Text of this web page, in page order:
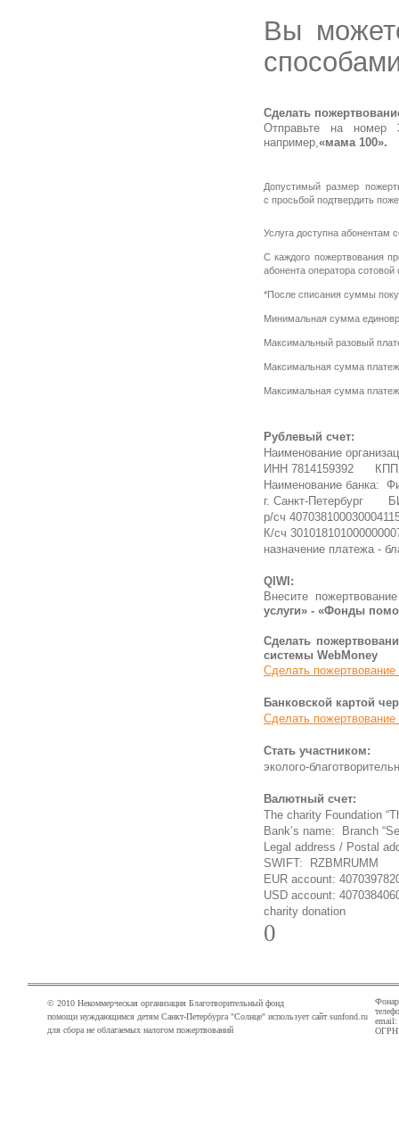
Вы
Сделать
Отправьте на номер
например,«мама 100».
Допустимый размер
с просьбой подтвердить
Услуга доступна абонентам
С каждого пожертвования
абонента оператора сотовой
*После списания суммы
Минимальная сумма
Максимальный разовый
Максимальная сумма
Максимальная сумма
Рублевый счет:
Наименование
ИНН 7814159392 КПП
Наименование банка:
г. Санкт-Петербург
р/сч
К/сч
назначение платежа -
QIWI:
Внесите
услуги» - «Фонды
Сделать
системы WebMoney
Сделать
Банковской картой
Сделать
Стать участником:
эколого-
Валютный счет:
The charity Foundation
Bank’s name: Branch
Legal address / Postal
SWIFT: RZBMRUMM
EUR account:
USD account:
charity donation
0
© 2010 Некоммерческая организация Благотворительный фонд
помощи нуждающимся детям Санкт-Петербурга "Солнце" использует сайт sunfond.ru
для сбора не облагаемых налогом пожертвований
email:
ОГРН